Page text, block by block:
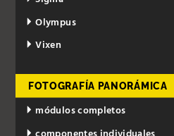
Olympus
Vixen
FOTOGRAFÍA PANORÁMICA
módulos completos